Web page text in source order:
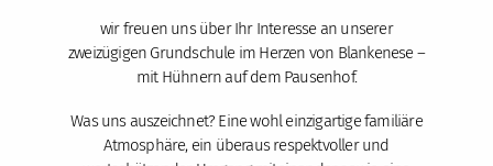
wir freuen uns über Ihr Interesse an unserer
zweizügigen Grundschule im Herzen von Blankenese –
mit Hühnern auf dem Pausenhof.
Was uns auszeichnet? Eine wohl einzigartige familiäre
Atmosphäre, ein überaus respektvoller und